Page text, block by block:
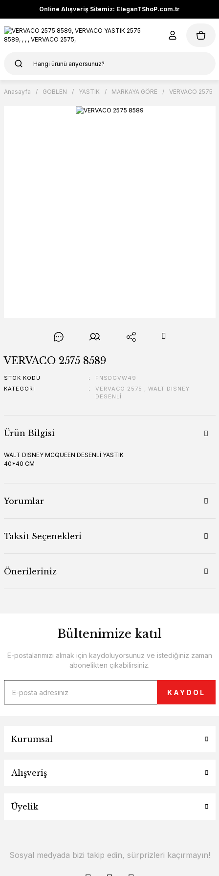
Online Alışveriş Sitemiz: EleganTShoP.com.tr
Anasayfa GOBLEN YASTIK MARKAYA GÖRE VERVACO 2575
VERVACO 2575 8589
STOK KODU
FNSDGVW49
KATEGORI
VERVACO 2575 , WALT DISNEY
DESENLİ
Ürün Bilgisi
WALT DISNEY MCQUEEN DESENLİ YASTIK
40*40 CM
Yorumlar
Taksit Seçenekleri
Önerileriniz
Bültenimize katıl
E-postalarımızı almak için kaydoluyorsunuz ve istediğiniz zaman
abonelikten çıkabilirsiniz.
KAYDOL
Kurumsal
Alışveriş
Üyelik
Sosyal medyada bizi takip edin, sürprizleri kaçırmayın!